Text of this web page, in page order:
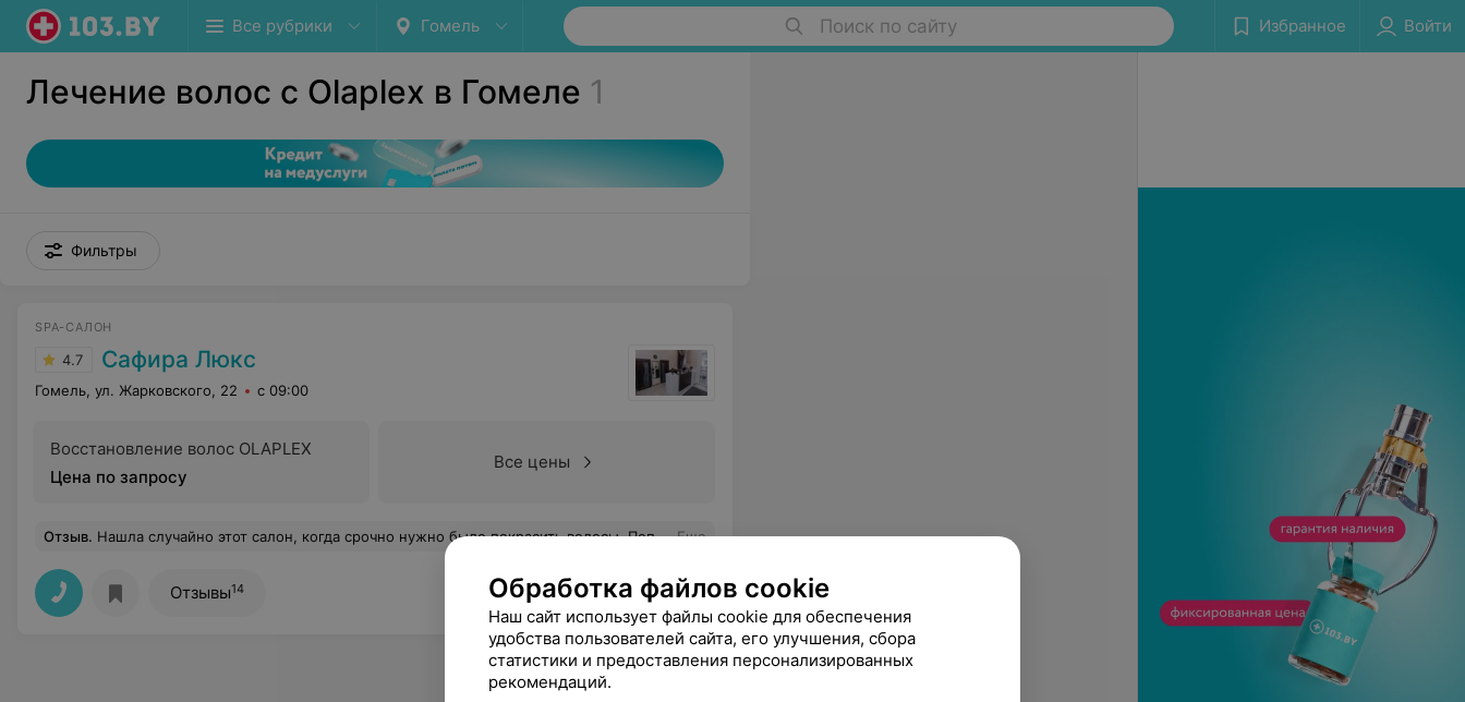
Все рубрики Гомель Поиск по сайту Избранное Войти
Лечение волос с Olaplex в Гомеле 1
Фильтры
SPA-САЛОН
4.7 Сафира Люкс
Гомель, ул. Жарковского, 22 с 09:00
Восстановление волос OLAPLEX
Цена по запросу
Все цены
Отзыв. Нашла случайно этот салон, когда срочно нужно было покрасить волосы. Попала к Мастеру Марине и уже более полугода у моих волос с ней роман Еще
Отзывы14 Обработка файлов cookie
Наш сайт использует файлы cookie для обеспечения
удобства пользователей сайта, его улучшения, сбора
статистики и предоставления персонализированных
рекомендаций.